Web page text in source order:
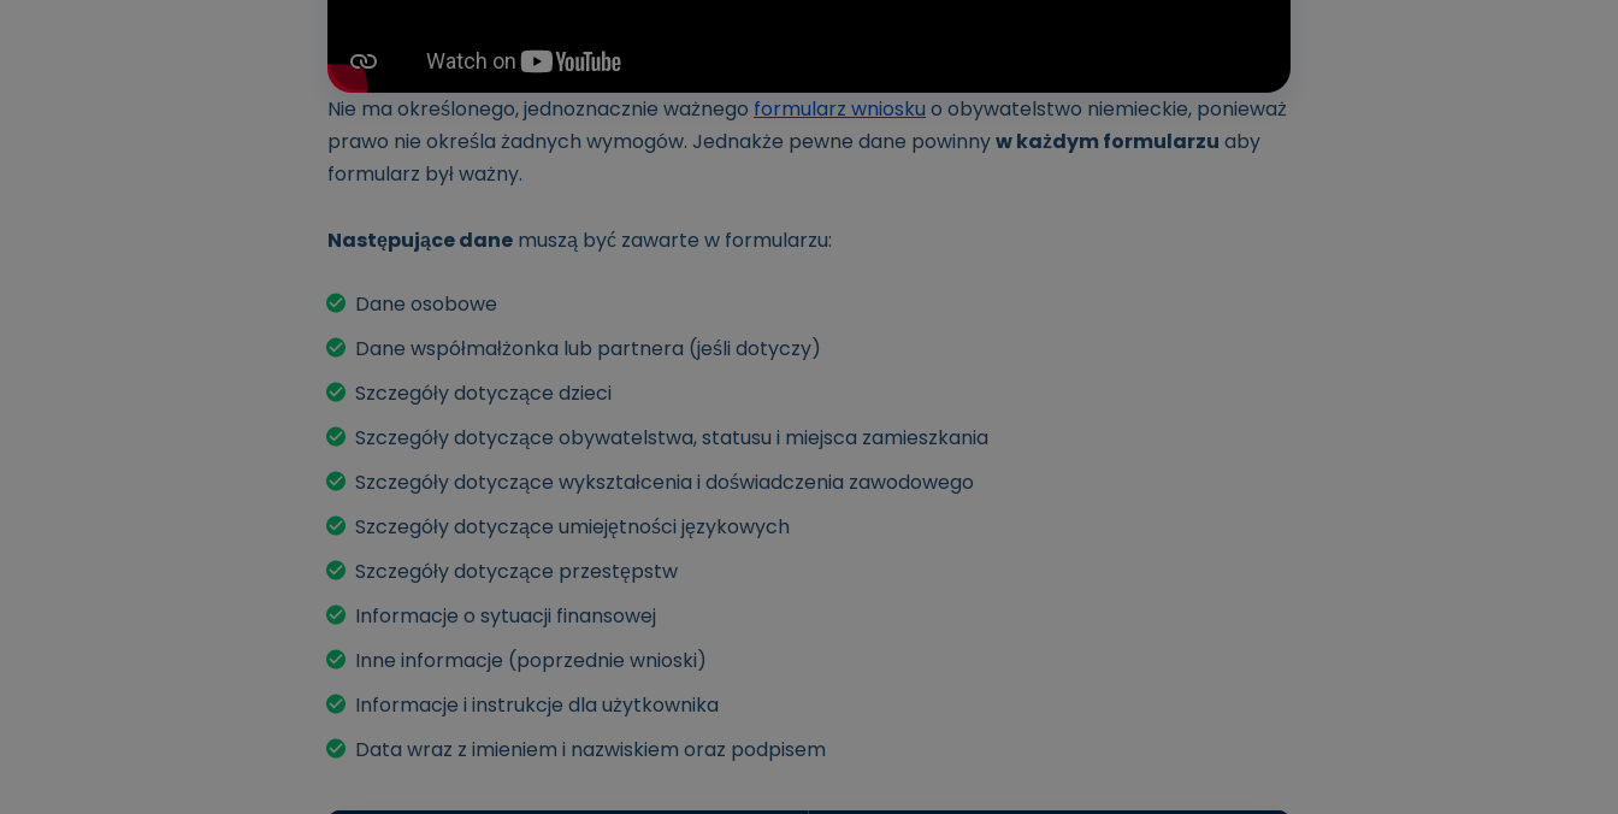
Nie ma określonego, jednoznacznie ważnego formularz wniosku o obywatelstwo niemieckie, ponieważ
prawo nie określa żadnych wymogów. Jednakże pewne dane powinnyw każdym formularzu aby
formularz był ważny.
Następujące dane muszą być zawarte w formularzu:
Dane osobowe
Dane współmałżonka lub partnera (jeśli dotyczy)
Szczegóły dotyczące dzieci
Szczegóły dotyczące obywatelstwa, statusu i miejsca zamieszkania
Szczegóły dotyczące wykształcenia i doświadczenia zawodowego
Szczegóły dotyczące umiejętności językowych
Szczegóły dotyczące przestępstw
Informacje o sytuacji finansowej
Inne informacje (poprzednie wnioski)
Informacje i instrukcje dla użytkownika
Data wraz z imieniem i nazwiskiem oraz podpisem